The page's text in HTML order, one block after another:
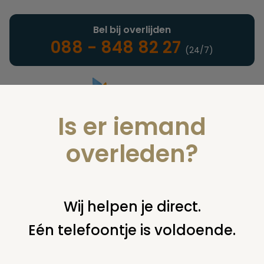
Landelijke uitvaartonderneming
Bel bij overlijden
088 - 848 82 27 (24/7)
U bent hier: home juridisch overige mortuarium /
vergunning en bestemmingsplan mortuarium /
Is er iemand
overleden?
Wij helpen je direct.
Eén telefoontje is voldoende.